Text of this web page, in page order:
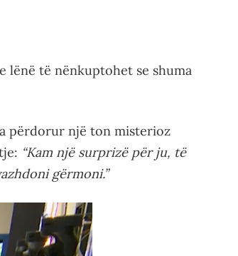
lënë të nënkuptohet se shuma
përdorur një ton misterioz
“Kam një surprizë për ju, të
gërmoni.”